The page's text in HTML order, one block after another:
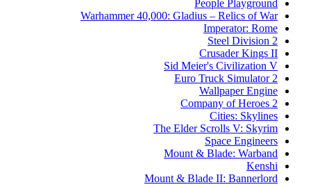
People Playground
Warhammer 40,000: Gladius – Relics of War
Imperator: Rome
Steel Division 2
Crusader Kings II
Sid Meier's Civilization V
Euro Truck Simulator 2
Wallpaper Engine
Company of Heroes 2
Cities: Skylines
The Elder Scrolls V: Skyrim
Space Engineers
Mount & Blade: Warband
Kenshi
Mount & Blade II: Bannerlord